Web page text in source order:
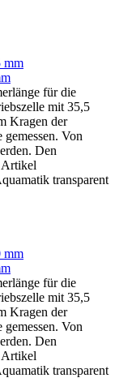
für die
mit 35,5
Kragen der
Von
Den
Artikel
transparent
für die
mit 35,5
Kragen der
Von
Den
Artikel
transparent